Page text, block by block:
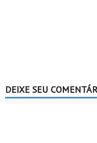
DEIXE SEU